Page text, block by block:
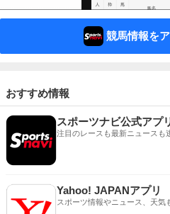
競馬情報を
おすすめ情報
スポーツナビ公式アプ
注目のレースも最新ニュースも
Yahoo! JAPANアプリ
スポーツ情報やニュース、天気